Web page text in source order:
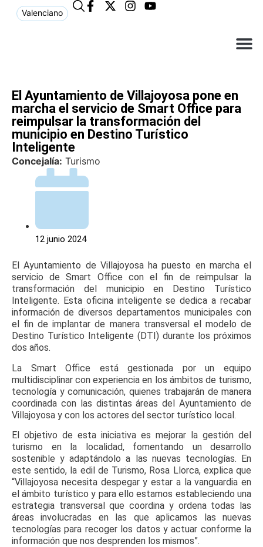
Valenciano
El Ayuntamiento de Villajoyosa pone en
marcha el servicio de Smart Office para
reimpulsar la transformación del
municipio en Destino Turístico
Inteligente
Concejalía: Turismo
12 junio 2024
El Ayuntamiento de Villajoyosa ha puesto en marcha el
servicio de Smart Office con el fin de reimpulsar la
transformación del municipio en Destino Turístico
Inteligente. Esta oficina inteligente se dedica a recabar
información de diversos departamentos municipales con
el fin de implantar de manera transversal el modelo de
Destino Turístico Inteligente (DTI) durante los próximos
dos años.
La Smart Office está gestionada por un equipo
multidisciplinar con experiencia en los ámbitos de turismo,
tecnología y comunicación, quienes trabajarán de manera
coordinada con las distintas áreas del Ayuntamiento de
Villajoyosa y con los actores del sector turístico local.
El objetivo de esta iniciativa es mejorar la gestión del
turismo en la localidad, fomentando un desarrollo
sostenible y adaptándolo a las nuevas tecnologías. En
este sentido, la edil de Turismo, Rosa Llorca, explica que
“Villajoyosa necesita despegar y estar a la vanguardia en
el ámbito turístico y para ello estamos estableciendo una
estrategia transversal que coordina y ordena todas las
áreas involucradas en las que aplicamos las nuevas
tecnologías para recoger los datos y actuar conforme la
información que nos desprenden los mismos”.